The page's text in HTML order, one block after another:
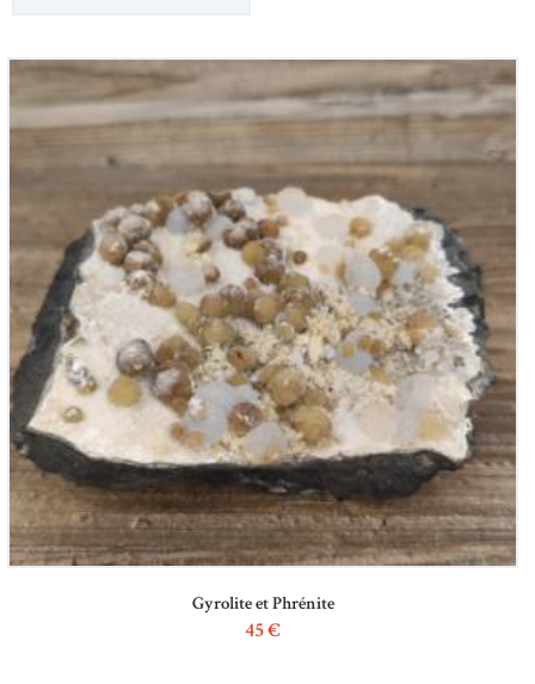
Gyrolite et Phrénite
45€